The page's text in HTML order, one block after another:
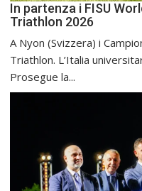
In partenza i FISU
Triathlon 2026
A Nyon (Svizzera) i
Triathlon. L’Italia
Prosegue la...